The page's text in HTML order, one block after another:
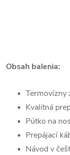
Obsah balenia:
Termovízny
Kvalitná
Pútko na
Prepájací
Návod v